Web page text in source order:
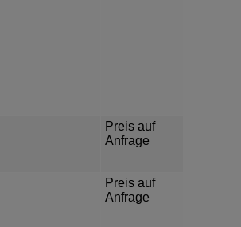
Preis auf
Anfrage
Preis auf
Anfrage